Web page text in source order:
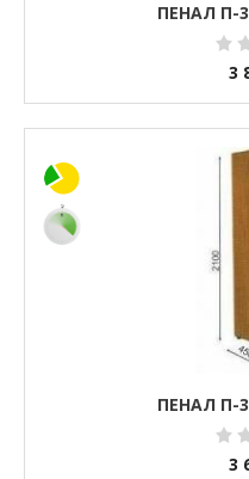
ПЕНАЛ П-3
3
ПЕНАЛ П-3
3